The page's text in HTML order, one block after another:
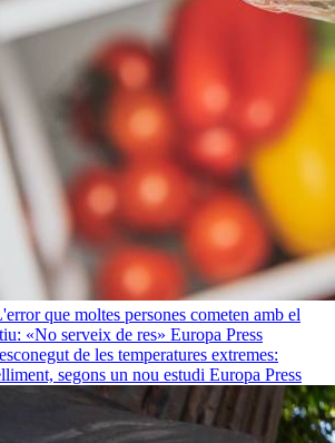
que moltes persones cometen amb el
«No serveix de res» Europa Press
de les temperatures extremes:
segons un nou estudi Europa Press